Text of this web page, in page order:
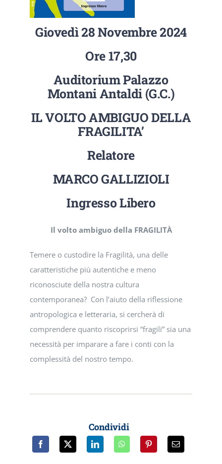
EVENTI E NEWS
ATTIVITÀ EDITORIALE
Giovedì 28 Novembre 2024
Ore 17,30
Auditorium Palazzo
Montani Antaldi (g.c.)
IL VOLTO AMBIGUO DELLA
FRAGILITA’
Relatore
MARCO GALLIZIOLI
Ingresso Libero
Il volto ambiguo della FRAGILITÀ
Temere o custodire la Fragilità, una delle
caratteristiche più autentiche e meno
riconosciute della nostra cultura
contemporanea? Con l’aiuto della riflessione
antropologica e letteraria, si cercherà di
comprendere quanto riscoprirsi “fragili” sia una
necessità per imparare a fare i conti con la
complessità del nostro tempo.
Condividi